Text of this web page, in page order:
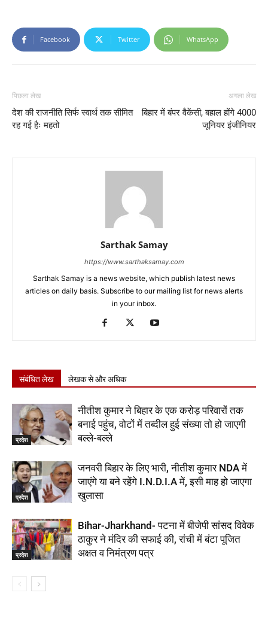
Facebook Twitter WhatsApp
पिछला लेख
देश की राजनीति सिर्फ स्वार्थ तक सीमित
रह गई हैः महतो
अगला लेख
बिहार में बंपर वैकेंसी, बहाल होंगे 4000
जूनियर इंजीनियर
Sarthak Samay
https://www.sarthaksamay.com
Sarthak Samay is a news website, which publish latest news
articles on daily basis. Subscribe to our mailing list for news alerts
in your inbox.
संबंधित लेख लेखक से और अधिक
प्रदेश
नीतीश कुमार ने बिहार के एक करोड़ परिवारों तक
बनाई पहुंच, वोटों में तब्दील हुई संख्या तो हो जाएगी
बल्ले-बल्ले
प्रदेश
जनवरी बिहार के लिए भारी, नीतीश कुमार NDA में
जाएंगे या बने रहेंगे I.N.D.I.A में, इसी माह हो जाएगा
खुलासा
प्रदेश
Bihar-Jharkhand- पटना में बीजेपी सांसद विवेक
ठाकुर ने मंदिर की सफाई की, रांची में बंटा पूजित
अक्षत व निमंत्रण पत्र